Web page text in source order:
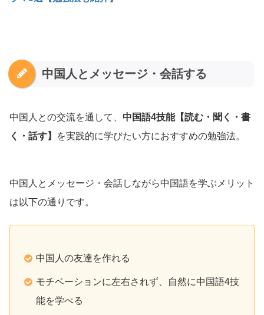
中国人とメッセージ・会話する
中国人との交流を通して、 中国語4技能【読む・聞く・書
く・話す】
を実践的に学びたい方におすすめの勉強法。
中国人とメッセージ・会話しながら中国語を学ぶメリット
は以下の通りです。
中国人の友達を作れる
モチベーションに左右されず、自然に中国語4技
能を学べる